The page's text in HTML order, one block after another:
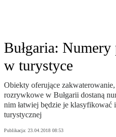
Bułgaria:
w turystyce
Obiekty oferujące zakwaterowanie,
rozrywkowe w Bułgarii dostaną
nim łatwiej będzie je klasyfikować
turystycznej
Publikacja: 23.04.2018 08:53